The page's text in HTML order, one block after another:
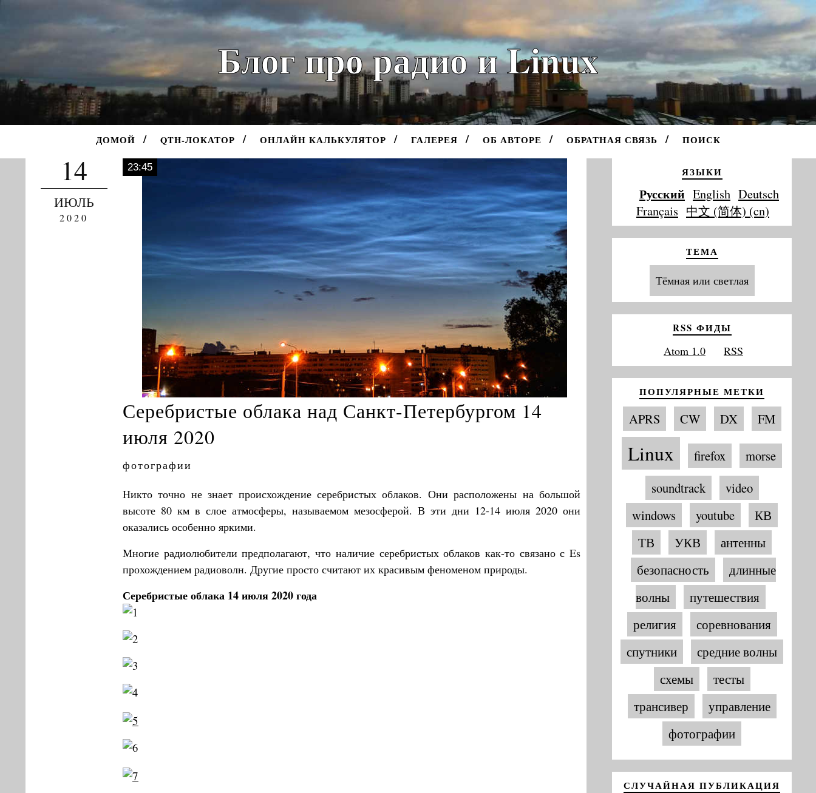
Блог про радио и Linux
ДОМОЙ QTH-ЛОКАТОР ОНЛАЙН КАЛЬКУЛЯТОР ГАЛЕРЕЯ ОБ АВТОРЕ ОБРАТНАЯ СВЯЗЬ ПОИСК
14
ИЮЛЬ
2020
23:45
Серебристые облака над Санкт-Петербургом 14
июля 2020
фотографии
Никто точно не знает происхождение серебристых облаков. Они расположены на большой
высоте 80 км в слое атмосферы, называемом мезосферой. В эти дни 12-14 июля 2020 они
оказались особенно яркими.
Многие радиолюбители предполагают, что наличие серебристых облаков как-то связано с Es
прохождением радиоволн. Другие просто считают их красивым феноменом природы.
Серебристые облака 14 июля 2020 года
ЯЗЫКИ
Русский English Deutsch
Français 中文 (简体) (cn)
ТЕМА
Тёмная или светлая
RSS ФИДЫ
Atom 1.0 RSS
ПОПУЛЯРНЫЕ МЕТКИ
APRS CW DX FM
Linux firefox
morse
soundtrack
video
windows
youtube
КВ
ТВ
УКВ
антенны
безопасность
длинные
волны
путешествия
религия
соревнования
спутники
средние волны
схемы
тесты
трансивер
управление
фотографии
СЛУЧАЙНАЯ ПУБЛИКАЦИЯ